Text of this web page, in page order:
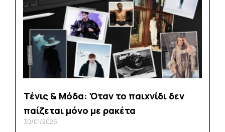
Τένις & Μόδα: Όταν το παιχνίδι δεν
παίζεται μόνο με ρακέτα
30/01/2026